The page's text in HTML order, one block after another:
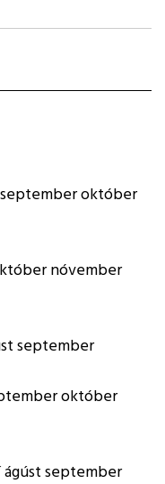
septemberoktóber
nóvember
september
október
ágústseptember